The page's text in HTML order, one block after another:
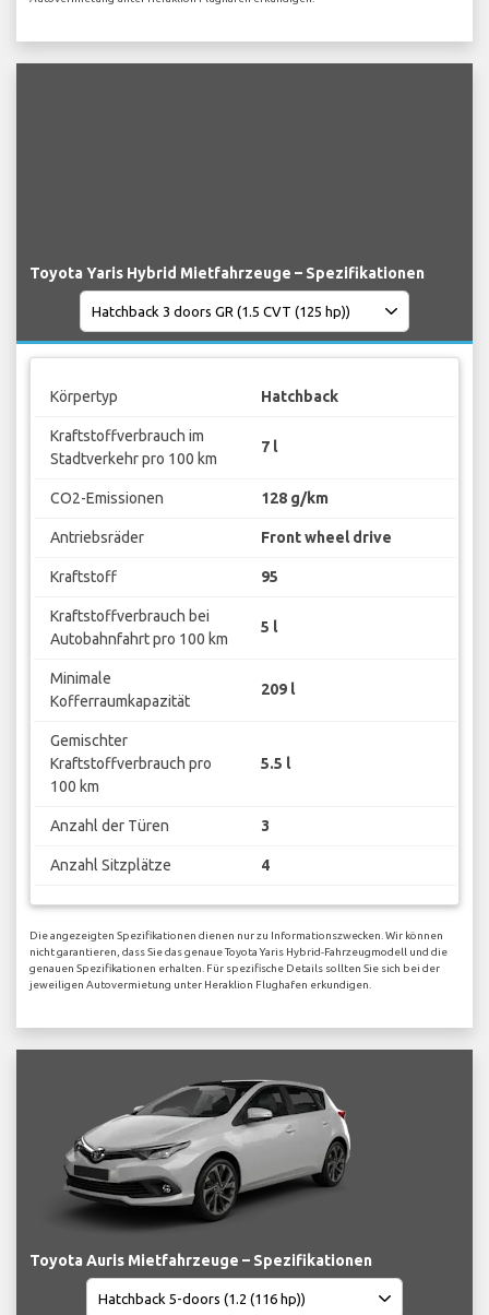
Toyota Yaris Hybrid Mietfahrzeuge – Spezifikationen
Körpertyp Hatchback
Kraftstoffverbrauch im
Stadtverkehr pro 100 km
7 l
CO2-Emissionen 128 g/km
Antriebsräder Front wheel drive
Kraftstoff 95
Kraftstoffverbrauch bei
Autobahnfahrt pro 100 km
5 l
Minimale
Kofferraumkapazität
209 l
Gemischter
Kraftstoffverbrauch pro
100 km
5.5 l
Anzahl der Türen 3
Anzahl Sitzplätze 4
Die angezeigten Spezifikationen dienen nur zu Informationszwecken. Wir können
nicht garantieren, dass Sie das genaue Toyota Yaris Hybrid-Fahrzeugmodell und die
genauen Spezifikationen erhalten. Für spezifische Details sollten Sie sich bei der
jeweiligen Autovermietung unter Heraklion Flughafen erkundigen.
Toyota Auris Mietfahrzeuge – Spezifikationen